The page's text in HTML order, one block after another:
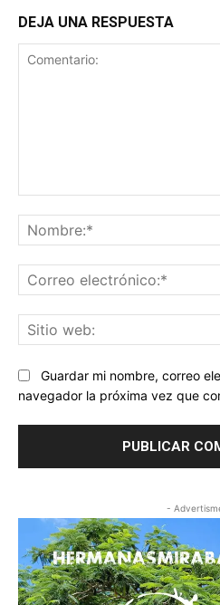
DEJA UNA RESPUESTA
Guardar mi nombre, correo
navegador la próxima vez que
-